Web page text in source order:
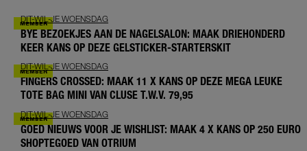
DIT-WIL-JE WOENSDAG
BYE BEZOEKJES AAN DE NAGELSALON: MAAK DRIEHONDERD
KEER KANS OP DEZE GELSTICKER-STARTERSKIT
DIT-WIL-JE WOENSDAG
FINGERS CROSSED: MAAK 11 X KANS OP DEZE MEGA LEUKE
TOTE BAG MINI VAN CLUSE T.W.V. 79,95
DIT-WIL-JE WOENSDAG
GOED NIEUWS VOOR JE WISHLIST: MAAK 4 X KANS OP 250 EURO
SHOPTEGOED VAN OTRIUM